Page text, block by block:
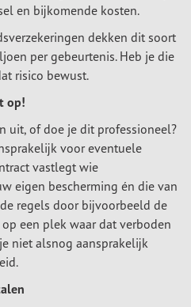
en bijkomende kosten.
dekken dit soort
per gebeurtenis. Heb je die
risico bewust.
op!
uit, of doe je dit professioneel?
voor eventuele
vastlegt wie
eigen bescherming én die van
regels door bijvoorbeeld de
een plek waar dat verboden
niet alsnog aansprakelijk